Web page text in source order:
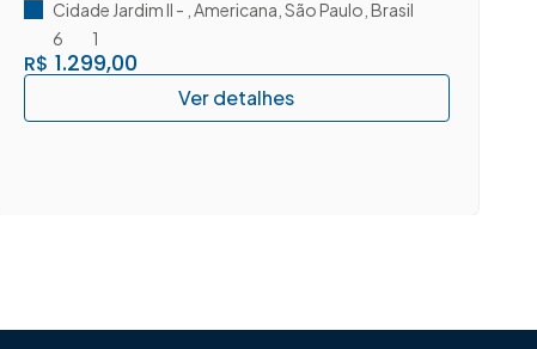
R$ 1.299,00
Cidade Jardim II Americana São Paulo Brasil
6
1